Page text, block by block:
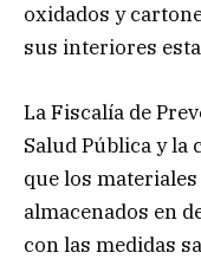
oxidados y
sus interiores
La Fiscalía de
Salud Pública y
que los
almacenados en
con las medidas